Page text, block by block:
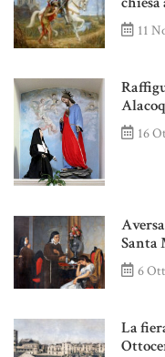
11
16
Santa
6
La